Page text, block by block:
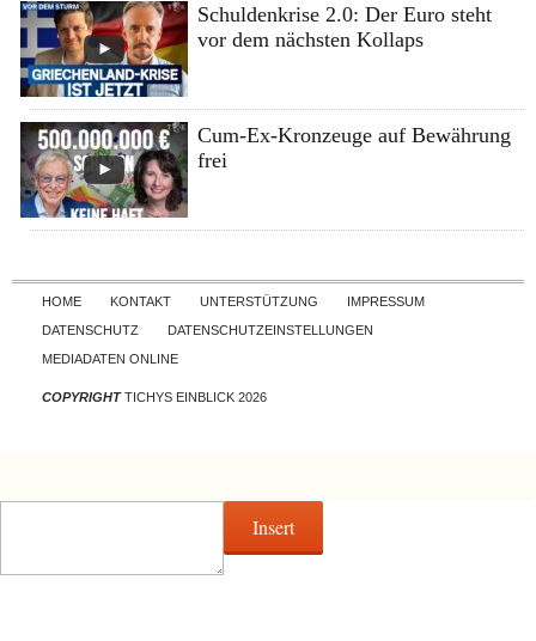
Schuldenkrise 2.0: Der Euro steht
vor dem nächsten Kollaps
Cum-Ex-Kronzeuge auf Bewährung
frei
Skip to content
HOME KONTAKT UNTERSTÜTZUNG
IMPRESSUM
DATENSCHUTZ
DATENSCHUTZEINSTELLUNGEN
MEDIADATEN ONLINE
COPYRIGHTTICHYS EINBLICK 2026
Insert